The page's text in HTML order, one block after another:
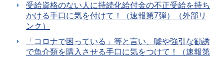
受給資格のない人に持続化給付金の不正受給を持ち
かける手口に気を付けて！（速報第7弾）（外部リ
ンク）
「コロナで困っている」等と言い、嘘や強引な勧誘
で魚介類を購入させる手口に気をつけて！（速報第